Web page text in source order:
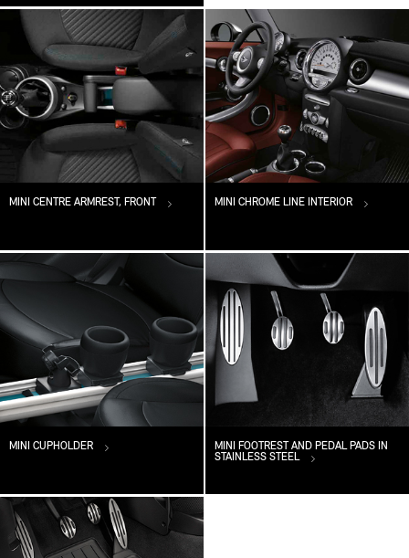
MINI CENTRE ARMREST, FRONT MINI CHROME LINE INTERIOR
MINI CUPHOLDER
MINI FOOTREST AND PEDAL PADS IN
STAINLESS STEEL